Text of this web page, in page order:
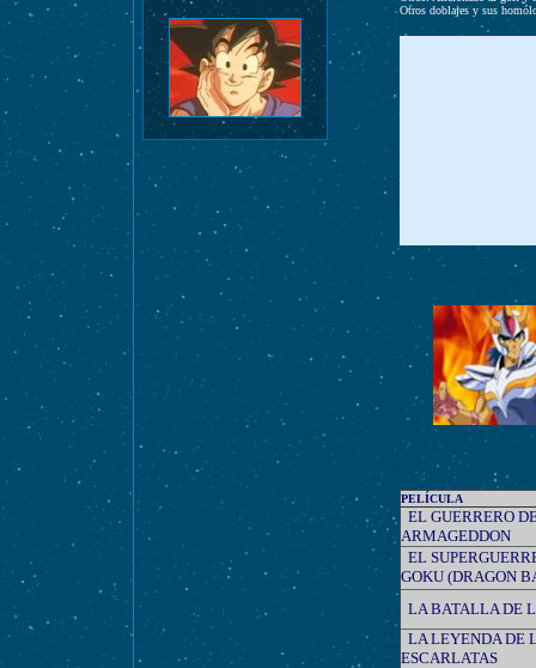
Otros doblajes y sus
PELÍCULA
EL GUERRERO
ARMAGEDDON
EL
GOKU (DRAGON
LA BATALLA DE
LA LEYENDA DE
ESCARLATAS